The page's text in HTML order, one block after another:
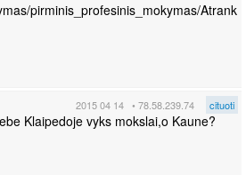
pirminis_profesinis_mokymas/Atrank
2015 04 14 • 78.58.239.74 cituoti
Klaipedoje vyks mokslai,o Kaune?